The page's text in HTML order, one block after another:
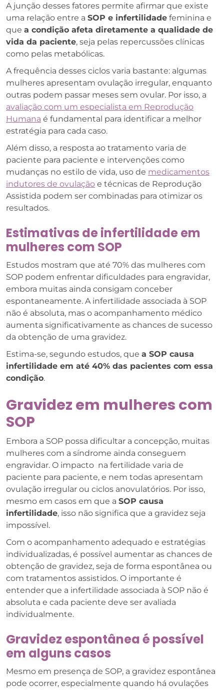
A junção desses fatores permite afirmar que existe
uma relação entre a SOP e infertilidade feminina e
que a condição afeta diretamente a qualidade de
vida da paciente, seja pelas repercussões clínicas
como pelas metabólicas.
A frequência desses ciclos varia bastante: algumas
mulheres apresentam ovulação irregular, enquanto
outras podem passar meses sem ovular. Por isso, a
avaliação com um especialista em Reprodução
Humana é fundamental para identificar a melhor
estratégia para cada caso.
Além disso, a resposta ao tratamento varia de
paciente para paciente e intervenções como
mudanças no estilo de vida, uso de medicamentos
indutores de ovulação e técnicas de Reprodução
Assistida podem ser combinadas para otimizar os
resultados.
Estimativas de infertilidade em
mulheres com SOP
Estudos mostram que até 70% das mulheres com
SOP podem enfrentar dificuldades para engravidar,
embora muitas ainda consigam conceber
espontaneamente. A infertilidade associada à SOP
não é absoluta, mas o acompanhamento médico
aumenta significativamente as chances de sucesso
da obtenção de uma gravidez.
Estima-se, segundo estudos, que a SOP causa
infertilidade em até 40% das pacientes com essa
condição.
Gravidez em mulheres com
SOP
Embora a SOP possa dificultar a concepção, muitas
mulheres com a síndrome ainda conseguem
engravidar. O impacto na fertilidade varia de
paciente para paciente, e nem todas apresentam
ovulação irregular ou ciclos anovulatórios. Por isso,
mesmo em casos em que a SOP causa
infertilidade, isso não significa que a gravidez seja
impossível.
Com o acompanhamento adequado e estratégias
individualizadas, é possível aumentar as chances de
obtenção de gravidez, seja de forma espontânea ou
com tratamentos assistidos. O importante é
entender que a infertilidade associada à SOP não é
absoluta e cada paciente deve ser avaliada
individualmente.
Gravidez espontânea é possível
em alguns casos
Mesmo em presença de SOP, a gravidez espontânea
pode ocorrer, especialmente quando há ovulações